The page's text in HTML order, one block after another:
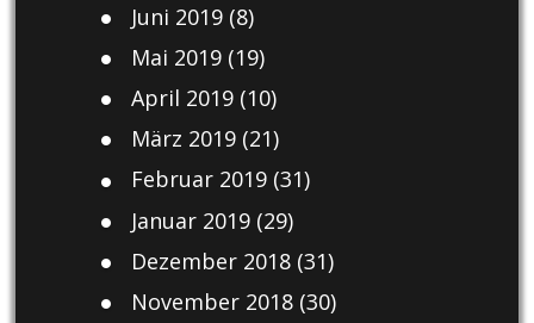
Juni 2019(8)
Mai 2019(19)
April 2019(10)
März 2019(21)
Februar 2019(31)
Januar 2019(29)
Dezember 2018(31)
November 2018(30)